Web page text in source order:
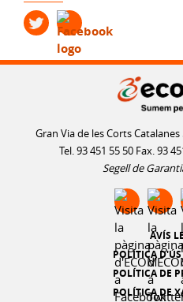
Gran Via de les Corts
Tel. 93 451 55 50 Fax. 93
Segell de
AVÍS
POLÍTICA
POLÍTICA DE
POLÍTICA DE